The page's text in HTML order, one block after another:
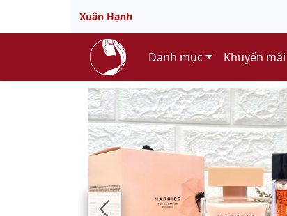
Xuân Hạnh
Danh mục Khuyến mãi